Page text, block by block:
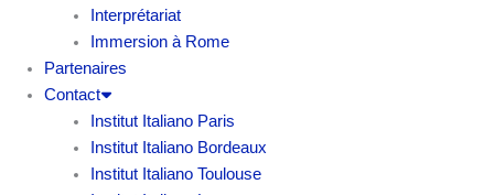
Interprétariat
Immersion à Rome
Partenaires
Contact
Institut Italiano Paris
Institut Italiano Bordeaux
Institut Italiano Toulouse